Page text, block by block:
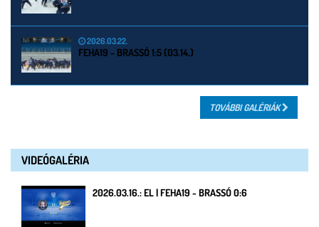
2026.03.22.
FEHA19 - BRASSÓ 1:5 (03.14.)
TOVÁBBI GALÉRIÁK
VIDEÓGALÉRIA
2026.03.16.: EL | FEHA19 - BRASSÓ 0:6